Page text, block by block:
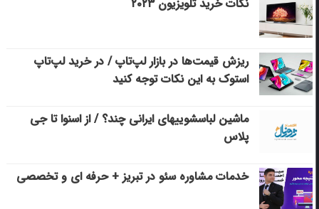
نکات خرید تلویزیون ۲۰۲۳
ریزش قیمت‌ها در بازار لپ‌تاپ / در خرید لپ‌تاپ
استوک به این نکات توجه کنید
ماشین لباسشویی‎های ایرانی چند؟ / از اسنوا تا جی
پلاس
خدمات مشاوره سئو در تبریز + حرفه ای و تخصصی